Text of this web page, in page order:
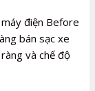
điện Before
bán sạc xe
và chế độ